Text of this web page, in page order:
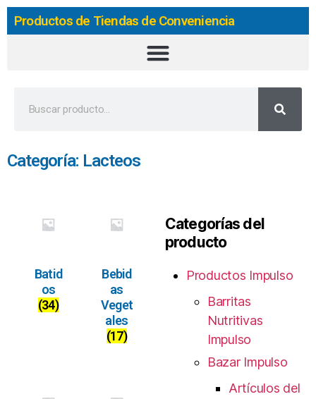
Productos de Tiendas de Conveniencia
Categoría: Lacteos
Batid
os
(34)
Bebid
as
Veget
ales
(17)
Categorías del
producto
Productos Impulso
Barritas
Nutritivas
Impulso
Bazar Impulso
Artículos del